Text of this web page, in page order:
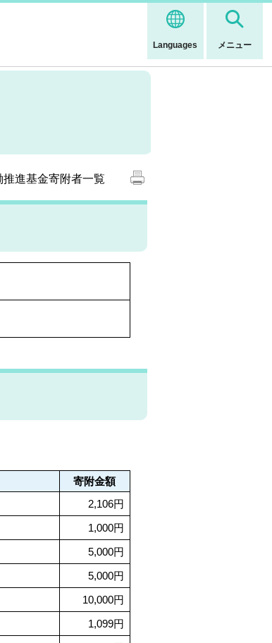
Languages メニュー
推進基金寄附者一覧
寄附金額
2,106円
1,000円
5,000円
5,000円
10,000円
1,099円